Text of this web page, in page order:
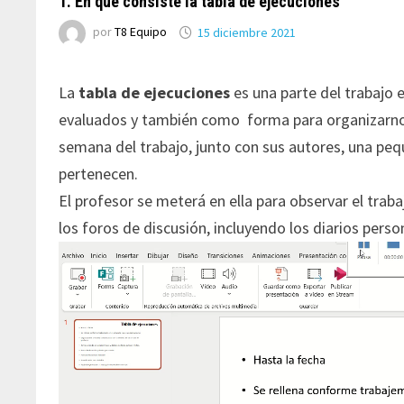
porT8 Equipo 15 diciembre 2021
La tabla de ejecuciones es una parte del trabajo
evaluados y también como forma para
semana del trabajo, junto con sus autores, una
pertenecen.
El profesor se meterá en ella para observar el
los foros de discusión, incluyendo los diarios
Reproductor
de
vídeo